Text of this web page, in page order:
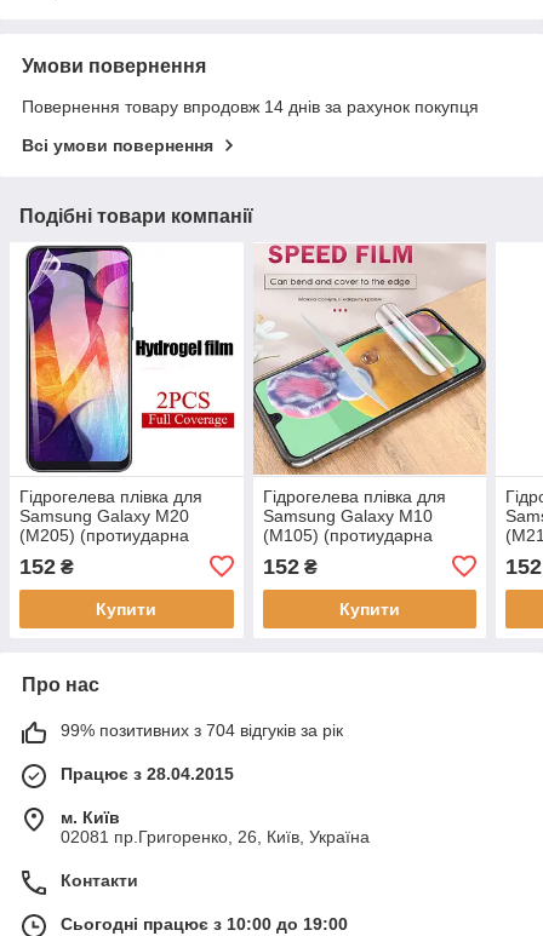
Умови повернення
Повернення товару впродовж 14 днів за рахунок покупця
Всі умови повернення
Подібні товари компанії
Гідрогелева плівка для
Samsung Galaxy M20
(М205) (протиударна
152 ₴
Купити
Гідрогелева плівка для
Samsung Galaxy M10
(M105) (протиударна
152₴
Купити
152
Про нас
99% позитивних з 704 відгуків за рік
Працює з 28.04.2015
м. Київ
02081 пр.Григоренко, 26, Київ, Україна
Контакти
Сьогодні працює з 10:00 до 19:00